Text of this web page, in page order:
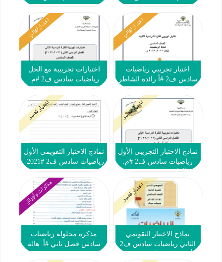
اختبار نهائي
اختبار تجريبي رياضيات
سادس ف2 #أ رائدة الشاطر
اختبار نهائي
اختبارات تجريبية مع الحل
رياضيات سادس ف2 #م.
اختبار قصير
نماذج الاختبار التجريبي الأول
رياضيات سادس ف2 #م.
اختبار قصير
نماذج الاختبار التقويمي الأول
رياضيات سادس ف2 #2021-
اختبار قصير
نماذج الاختبار التقويمي
الثاني رياضيات سادس ف2
مذكرات وأوراق
مذكرة محلولة رياضيات
سادس فصل ثاني #أ. هالة